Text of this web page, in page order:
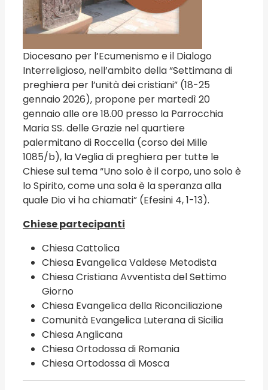
Diocesano per l’Ecumenismo e il Dialogo
Interreligioso, nell’ambito della “Settimana di
preghiera per l’unità dei cristiani” (18-25
gennaio 2026), propone per martedì 20
gennaio alle ore 18.00 presso la Parrocchia
Maria SS. delle Grazie nel quartiere
palermitano di Roccella (corso dei Mille
1085/b), la Veglia di preghiera per tutte le
Chiese sul tema “Uno solo è il corpo, uno solo è
lo Spirito, come una sola è la speranza alla
quale Dio vi ha chiamati” (Efesini 4, 1-13).
Chiese partecipanti
Chiesa Cattolica
Chiesa Evangelica Valdese Metodista
Chiesa Cristiana Avventista del Settimo
Giorno
Chiesa Evangelica della Riconciliazione
Comunità Evangelica Luterana di Sicilia
Chiesa Anglicana
Chiesa Ortodossa di Romania
Chiesa Ortodossa di Mosca